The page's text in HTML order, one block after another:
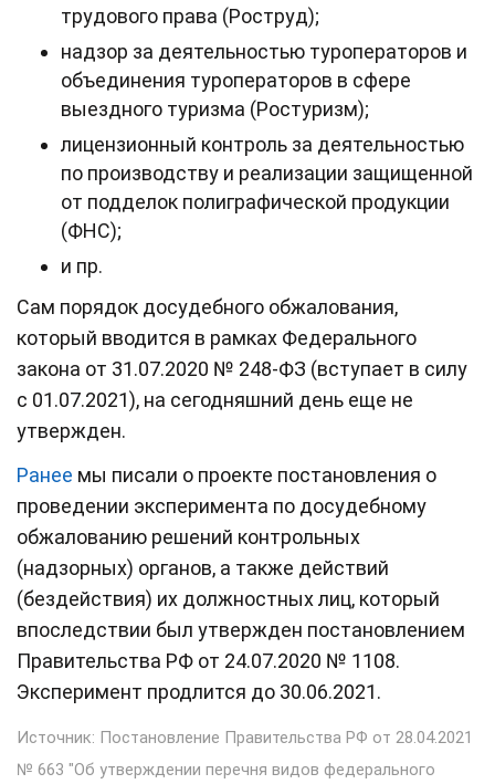
трудового права (Роструд);
надзор за деятельностью туроператоров и
объединения туроператоров в сфере
выездного туризма (Ростуризм);
лицензионный контроль за деятельностью
по производству и реализации защищенной
от подделок полиграфической продукции
(ФНС);
и пр.
Сам порядок досудебного обжалования,
который вводится в рамках Федерального
закона от 31.07.2020 № 248-ФЗ (вступает в силу
с 01.07.2021), на сегодняшний день еще не
утвержден.
Ранее мы писали о проекте постановления о
проведении эксперимента по досудебному
обжалованию решений контрольных
(надзорных) органов, а также действий
(бездействия) их должностных лиц, который
впоследствии был утвержден постановлением
Правительства РФ от 24.07.2020 № 1108.
Эксперимент продлится до 30.06.2021.
Источник: Постановление Правительства РФ от 28.04.2021
№ 663 "Об утверждении перечня видов федерального